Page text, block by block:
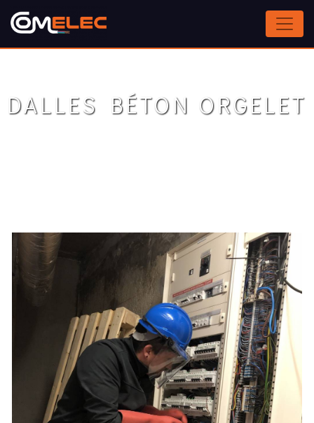
Panneau de gestion des cookies
DALLES BÉTON ORGELET